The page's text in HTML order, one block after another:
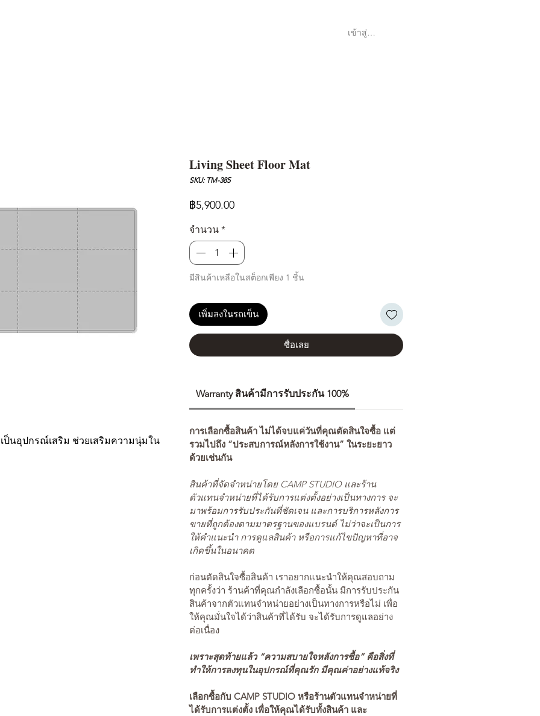
เข้าสู่ระบบ
ป็นอุปกรณ์เสริม ช่วยเสริมความนุ่มใน
Living Sheet Floor Mat
SKU: TM-385
฿5,900.00ราคา
จำนวน *
มีสินค้าเหลือในสต็อกเพียง 1 ชิ้น
เพิ่มลงในรถเข็น
ซื้อเลย
Warranty สินค้ามีการรับประกัน 100%
การเลือกซื้อสินค้า ไม่ได้จบแค่วันที่คุณตัดสินใจซื้อ แต่
รวมไปถึง “ประสบการณ์หลังการใช้งาน” ในระยะยาว
ด้วยเช่นกัน
สินค้าที่จัดจำหน่ายโดย CAMP STUDIO และร้าน
ตัวแทนจำหน่ายที่ได้รับการแต่งตั้งอย่างเป็นทางการ จะ
มาพร้อมการรับประกันที่ชัดเจน และการบริการหลังการ
ขายที่ถูกต้องตามมาตรฐานของแบรนด์ ไม่ว่าจะเป็นการ
ให้คำแนะนำ การดูแลสินค้า หรือการแก้ไขปัญหาที่อาจ
เกิดขึ้นในอนาคต
ก่อนตัดสินใจซื้อสินค้า เราอยากแนะนำให้คุณสอบถาม
ทุกครั้งว่า ร้านค้าที่คุณกำลังเลือกซื้อนั้น มีการรับประกัน
สินค้าจากตัวแทนจำหน่ายอย่างเป็นทางการหรือไม่ เพื่อ
ให้คุณมั่นใจได้ว่าสินค้าที่ได้รับ จะได้รับการดูแลอย่าง
ต่อเนื่อง
เพราะสุดท้ายแล้ว “ความสบายใจหลังการซื้อ” คือสิ่งที่
ทำให้การลงทุนในอุปกรณ์ที่คุณรัก มีคุณค่าอย่างแท้จริง
เลือกซื้อกับ CAMP STUDIO หรือร้านตัวแทนจำหน่ายที่
ได้รับการแต่งตั้ง เพื่อให้คุณได้รับทั้งสินค้า และ